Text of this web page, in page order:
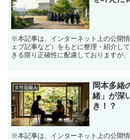
※本記事は、インターネット上の公開
ェブ記事など）をもとに整理・紹介し
きる限り正確性に配慮しておりますが
女性芸能人
岡本多緒
緒」が深
き！？
※本記事は、インターネット上の公開